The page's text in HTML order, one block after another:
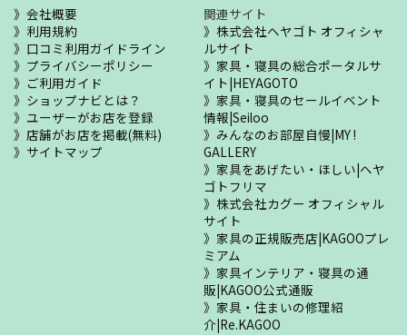
会社概要
利用規約
口コミ利用ガイドライン
プライバシーポリシー
ご利用ガイド
ショップナビとは？
ユーザーがお店を登録
店舗がお店を掲載(無料)
サイトマップ
関連サイト
株式会社ヘヤゴト オフィシャ
ルサイト
家具・寝具の総合ポータルサ
イト|HEYAGOTO
家具・寝具のセールイベント
情報|Seiloo
みんなのお部屋自慢|MY !
GALLERY
家具をあげたい・ほしい|ヘヤ
ゴトフリマ
株式会社カグー オフィシャル
サイト
家具の正規販売店|KAGOOプレ
ミアム
家具インテリア・寝具の通
販|KAGOO公式通販
家具・住まいの修理紹
介|Re.KAGOO